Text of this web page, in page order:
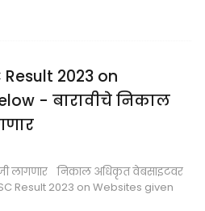
2023 on
- बारावीचे निकाल
लागणार निकाल अधिकृत वेबसाइटवर
Result 2023 on Websites given